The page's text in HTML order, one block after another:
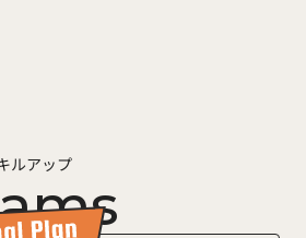
ルアップ